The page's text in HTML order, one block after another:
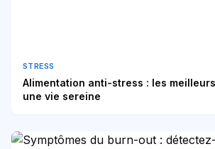
STRESS
Alimentation anti-stress : les
une vie sereine